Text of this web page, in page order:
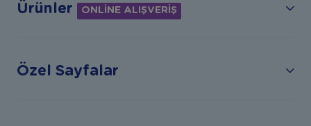
Ürünler ONLİNE ALIŞVERİŞ
Özel Sayfalar